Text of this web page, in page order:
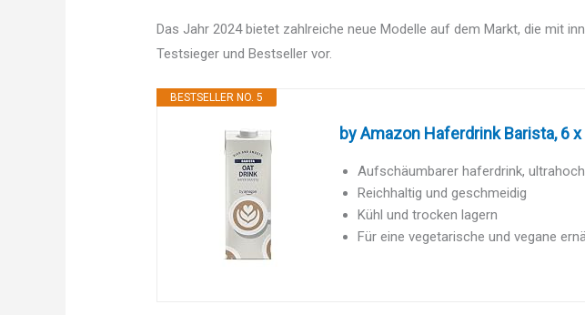
Das Jahr 2024 bietet zahlreiche neue Modelle auf dem Markt, die mit
Testsieger und Bestseller vor.
BESTSELLER NO. 5
by Amazon Haferdrink Barista, 6 x
Aufschäumbarer haferdrink,
Reichhaltig und geschmeidig
Kühl und trocken lagern
Für eine vegetarische und vegane